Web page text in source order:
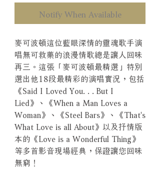
Notify When Available
麥可波頓這位藍眼深情的靈魂歌手演
唱無可救藥的浪漫情歌總是讓人回味
再三。這張「麥可波頓最精選」特別
選出他18段最精彩的演唱實況，包括
《Said I Loved You. . . But I
Lied》、《When a Man Loves a
Woman》、《Steel Bars》、《That's
What Love is all About》以及抒情版
本的《Love is a Wonderful Thing》
等多首影音現場經典，保證讓您回味
無窮！